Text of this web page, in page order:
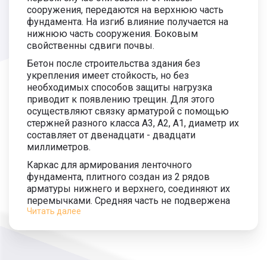
Читать далее
сооружения, передаются на верхнюю часть
фундамента. На изгиб влияние получается на
нижнюю часть сооружения. Боковым
свойственны сдвиги почвы.
Бетон после строительства здания без
укрепления имеет стойкость, но без
необходимых способов защиты нагрузка
приводит к появлению трещин. Для этого
осуществляют связку арматурой с помощью
стержней разного класса А3, А2, А1, диаметр их
составляет от двенадцати - двадцати
миллиметров.
Каркас для армирования ленточного
фундамента, плитного создан из 2 рядов
арматуры нижнего и верхнего, соединяют их
перемычками. Средняя часть не подвержена
внешним факторам. Между продольными